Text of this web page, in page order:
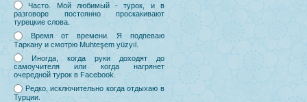
Часто. Мой любимый - турок, и в
разговоре постоянно проскакивают
турецкие слова.
Время от времени. Я подпеваю
Таркану и смотрю Muhteşem yüzyıl.
Иногда, когда руки доходят до
самоучителя или когда нагрянет
очередной турок в Facebook.
Редко, исключительно когда отдыхаю в
Турции.